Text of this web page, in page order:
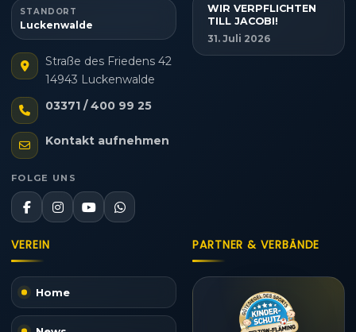
STANDORT
Luckenwalde
Straße des Friedens 42
14943 Luckenwalde
03371 / 400 99 25
Kontakt aufnehmen
FOLGE UNS
WIR VERPFLICHTEN
TILL JACOBI!
31. Juli 2026
VEREIN
Home
PARTNER & VERBÄNDE